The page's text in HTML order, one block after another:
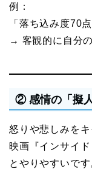
例：
「落ち込み度70
→ 客観的に自分
② 感情の「擬人
怒りや悲しみをキ
映画『インサイ
とやりやすいです